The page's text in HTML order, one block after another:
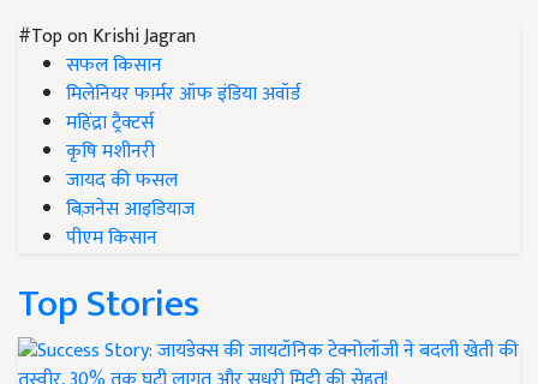
#Top on Krishi Jagran
सफल किसान
मिलेनियर फार्मर ऑफ इंडिया अवॉर्ड
महिंद्रा ट्रैक्टर्स
कृषि मशीनरी
जायद की फसल
बिज़नेस आइडियाज
पीएम किसान
Top Stories